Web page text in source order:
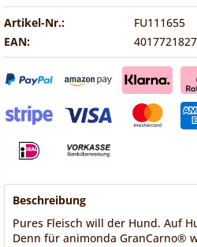
Artikel-Nr.:
FU111655
EAN:
Beschreibung
Pures Fleisch will der Hund. Auf
Denn für animonda GranCarno®